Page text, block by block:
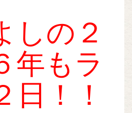
しの２
年もラ
日！！